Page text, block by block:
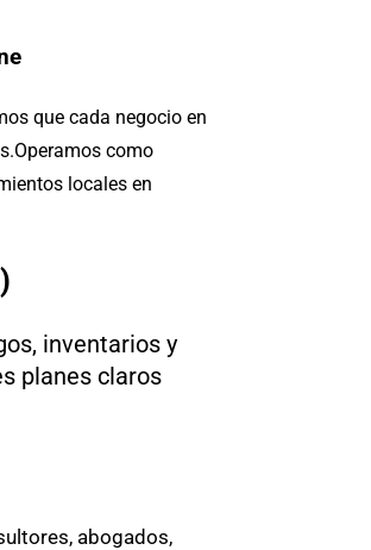
que cada negocio en
Operamos como
locales en
inventarios y
planes claros
abogados,